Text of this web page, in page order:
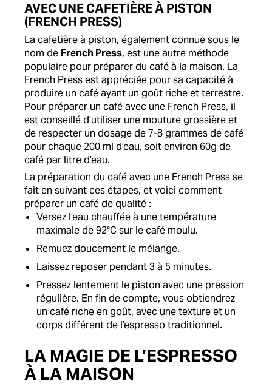
AVEC UNE CAFETIÈRE À PISTON
(FRENCH PRESS)
La cafetière à piston, également connue sous le
nom de French Press, est une autre méthode
populaire pour préparer du café à la maison. La
French Press est appréciée pour sa capacité à
produire un café ayant un goût riche et terrestre.
Pour préparer un café avec une French Press, il
est conseillé d’utiliser une mouture grossière et
de respecter un dosage de 7-8 grammes de café
pour chaque 200 ml d’eau, soit environ 60g de
café par litre d’eau.
La préparation du café avec une French Press se
fait en suivant ces étapes, et voici comment
préparer un café de qualité :
Versez l’eau chauffée à une température
maximale de 92°C sur le café moulu.
Remuez doucement le mélange.
Laissez reposer pendant 3 à 5 minutes.
Pressez lentement le piston avec une pression
régulière. En fin de compte, vous obtiendrez
un café riche en goût, avec une texture et un
corps différent de l’espresso traditionnel.
LA MAGIE DE L’ESPRESSO
À LA MAISON